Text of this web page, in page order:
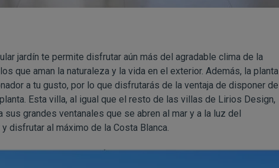
jardín te permite disfrutar aún más del agradable clima de la
que aman la naturaleza y la vida en el exterior. Además, la planta
a tu gusto, por lo que disfrutarás de la ventaja de disponer de
Esta villa, al igual que el resto de las villas de Lirios Design,
grandes ventanales que se abren al mar y a la luz del
disfrutar al máximo de la Costa Blanca.